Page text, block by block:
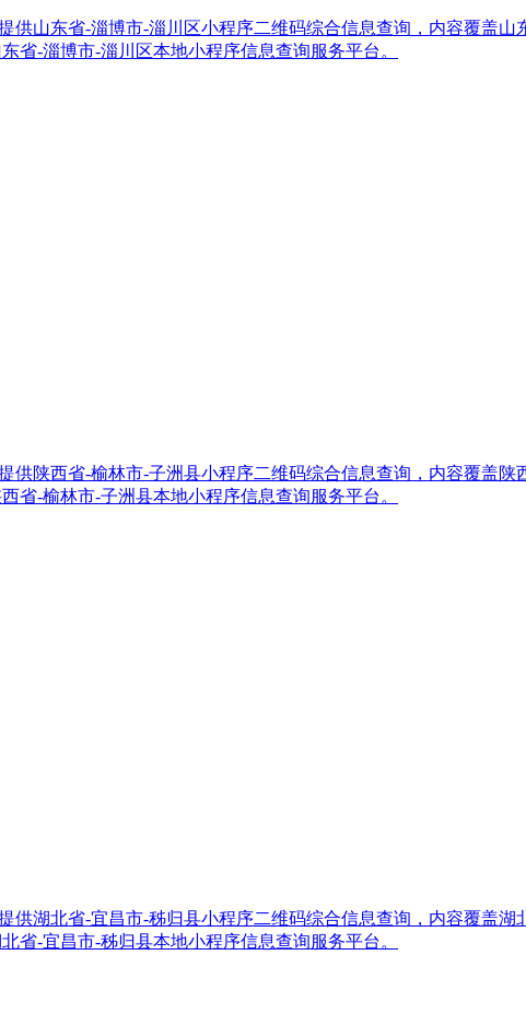
供山东省-淄博市-淄川区小程序二维码综合信息查询，内容覆盖
省-淄博市-淄川区本地小程序信息查询服务平台。
供陕西省-榆林市-子洲县小程序二维码综合信息查询，内容覆盖
省-榆林市-子洲县本地小程序信息查询服务平台。
供湖北省-宜昌市-秭归县小程序二维码综合信息查询，内容覆盖
省-宜昌市-秭归县本地小程序信息查询服务平台。